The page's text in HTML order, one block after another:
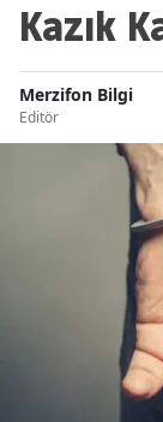
Kazık
Merzifon Bilgi
Editör